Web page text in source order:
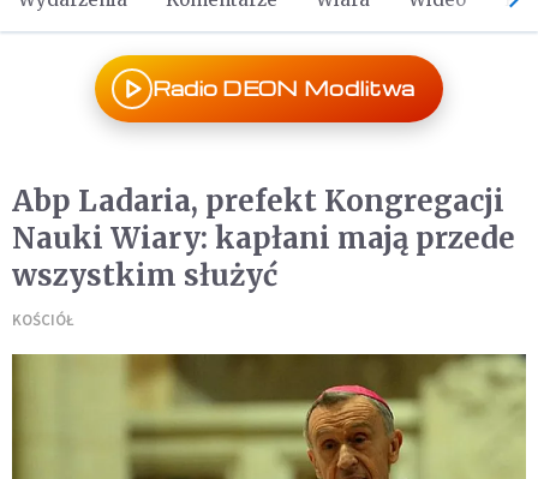
Radio DEON Modlitwa
Abp Ladaria, prefekt Kongregacji
Nauki Wiary: kapłani mają przede
wszystkim służyć
KOŚCIÓŁ